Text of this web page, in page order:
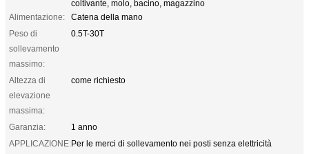
coltivante, molo, bacino, magazzino
Alimentazione:
Catena della mano
Peso di
sollevamento
massimo:
0.5T-30T
Altezza di
elevazione
massima:
come richiesto
Garanzia:
1 anno
APPLICAZIONE:Per le merci di sollevamento nei posti senza elettricità